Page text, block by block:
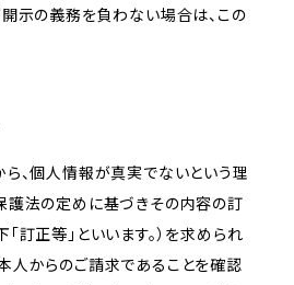
開示の義務を負わない場合は、この
ら、個人情報が真実でないという理
護法の定めに基づきその内容の訂
訂正等」といいます。）を求められ
人からのご請求であることを確認